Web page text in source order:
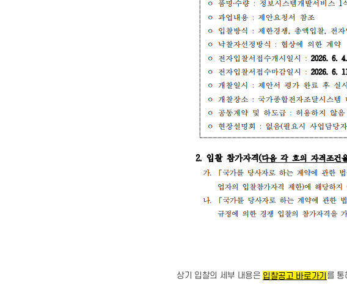
상기 입찰의 세부 내용은 입찰공고 바로가기 를 통